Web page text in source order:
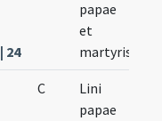
24
papae
et
martyris
C
Lini
papae